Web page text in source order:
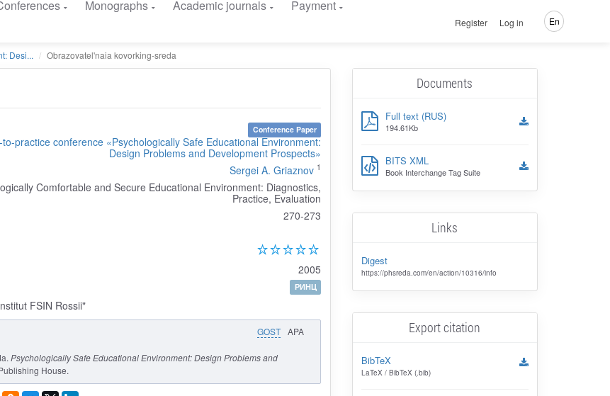
Monographs Academic journals
Payment
Register Log in En
Desi... Obrazovatel'naia kovorking-sreda
Conference Paper
practice conference «Psychologically Safe Educational Environment:
Design Problems and Development Prospects»
Sergei A. Griaznov 1
Comfortable and Secure Educational Environment: Diagnostics,
Practice, Evaluation
270-273
2005
РИНЦ
FSIN Rossii"
GOST APA
Psychologically Safe Educational Environment: Design Problems and
House.
Documents
Full text (RUS)
194.61Kb
BITS XML
Book Interchange Tag Suite
Links
Digest
https://phsreda.com/en/action/10316/info
Export citation
BibTeX
LaTeX / BibTeX (.bib)